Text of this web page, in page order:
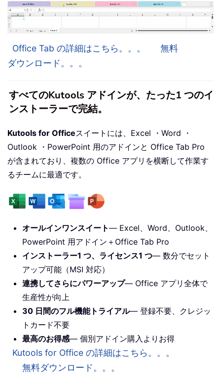
Office Tab の詳細はこちら。。。
無料
ダウンロード。。。
すべてのKutools アドインが、たった1 つのイ
ンストーラーで完結。
Kutools for Officeスイートには、Excel ・Word ・
Outlook ・PowerPoint 用のアドインと Office Tab Pro
が含まれており、複数の Office アプリを横断して作業す
るチームに最適です。
オールインワンスイート— Excel、Word、Outlook、
PowerPoint 用アドイン＋Office Tab Pro
インストーラー1 つ、ライセンス1 つ— 数分でセット
アップ可能（MSI 対応）
連携してさらにパワーアップ— Office アプリ全体で
生産性が向上
30 日間のフル機能トライアル— 登録不要、クレジッ
トカード不要
最高のお得感— 個別アドイン購入よりお得
Kutools for Office の詳細はこちら。。。
無料ダウンロード。。。